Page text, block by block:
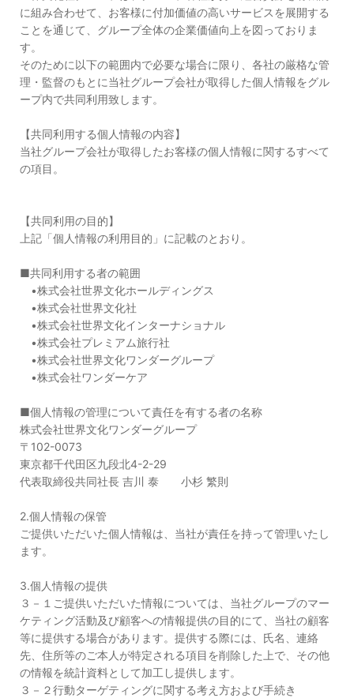
に組み合わせて、お客様に付加価値の高いサービスを展開する
ことを通じて、グループ全体の企業価値向上を図っておりま
す。
そのために以下の範囲内で必要な場合に限り、各社の厳格な管
理・監督のもとに当社グループ会社が取得した個人情報をグル
ープ内で共同利用致します。
【共同利用する個人情報の内容】
当社グループ会社が取得したお客様の個人情報に関するすべて
の項目。
【共同利用の目的】
上記「個人情報の利用目的」に記載のとおり。
■共同利用する者の範囲
•株式会社世界文化ホールディングス
•株式会社世界文化社
•株式会社世界文化インターナショナル
•株式会社プレミアム旅行社
•株式会社世界文化ワンダーグループ
•株式会社ワンダーケア
■個人情報の管理について責任を有する者の名称
株式会社世界文化ワンダーグループ
〒102-0073
東京都千代田区九段北4-2-29
代表取締役共同社長 吉川 泰 小杉 繁則
2.個人情報の保管
ご提供いただいた個人情報は、当社が責任を持って管理いたし
ます。
3.個人情報の提供
３－１ご提供いただいた情報については、当社グループのマー
ケティング活動及び顧客への情報提供の目的にて、当社の顧客
等に提供する場合があります。提供する際には、氏名、連絡
先、住所等のご本人が特定される項目を削除した上で、その他
の情報を統計資料として加工し提供します。
３－２行動ターゲティングに関する考え方および手続き